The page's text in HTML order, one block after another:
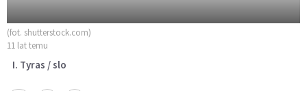
(fot. shutterstock.com)
11 lat temu
I. Tyras / slo